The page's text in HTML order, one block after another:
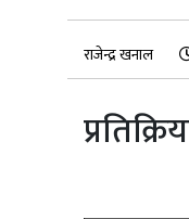
राजेन्द्र खनाल